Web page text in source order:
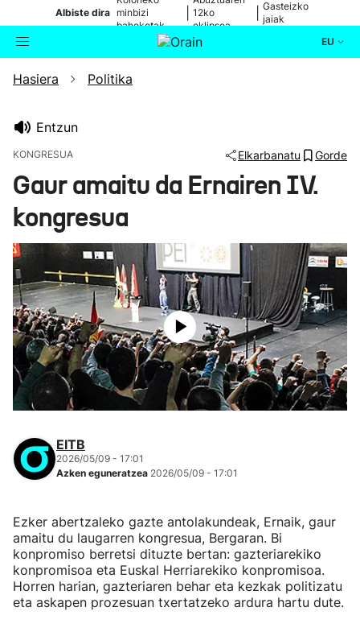
Albiste dira minbizi
baheketak
12ko
eklipsea
Gasteizko
jaiak
EU
Bilatzailea
Eguraldia
Hasiera Politika
Entzun
KONGRESUA Elkarbanatu Gorde
Gaur amaitu da Ernairen IV.
kongresua
EITB
2026/05/09 - 17:01
Azken eguneratzea 2026/05/09 - 17:01
Ezker abertzaleko gazte antolakundeak, Ernaik, gaur
amaitu du laugarren kongresua, Bergaran. Bi
konpromiso berretsi dituzte bertan: gazteriarekiko
konpromisoa eta Euskal Herriarekiko konpromisoa.
Horren harian, gazteriaren behar eta kezkak politizatu
eta askapen prozesuan txertatzeko ardura hartu dute.